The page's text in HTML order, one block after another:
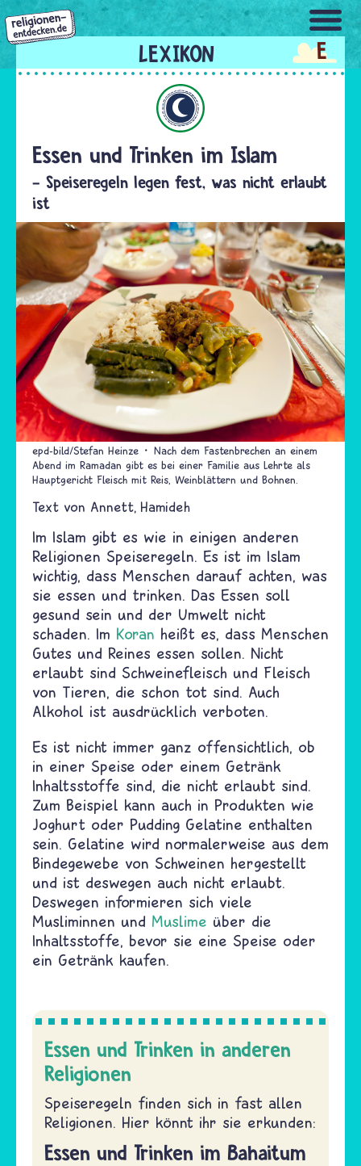
Direkt
zum
Inhalt
E
Essen und Trinken im Islam
- Speiseregeln legen fest, was nicht erlaubt
ist
epd-bild/Stefan Heinze
Nach dem Fastenbrechen an einem
Abend im Ramadan gibt es bei einer Familie aus Lehrte als
Hauptgericht Fleisch mit Reis, Weinblättern und Bohnen.
Text von Annett Hamideh
Im Islam gibt es wie in einigen anderen
Religionen Speiseregeln. Es ist im Islam
wichtig, dass Menschen darauf achten, was
sie essen und trinken. Das Essen soll
gesund sein und der Umwelt nicht
schaden. Im Koran heißt es, dass Menschen
Gutes und Reines essen sollen. Nicht
erlaubt sind Schweinefleisch und Fleisch
von Tieren, die schon tot sind. Auch
Alkohol ist ausdrücklich verboten.
Es ist nicht immer ganz offensichtlich, ob
in einer Speise oder einem Getränk
Inhaltsstoffe sind, die nicht erlaubt sind.
Zum Beispiel kann auch in Produkten wie
Joghurt oder Pudding Gelatine enthalten
sein. Gelatine wird normalerweise aus dem
Bindegewebe von Schweinen hergestellt
und ist deswegen auch nicht erlaubt.
Deswegen informieren sich viele
Musliminnen und Muslime über die
Inhaltsstoffe, bevor sie eine Speise oder
ein Getränk kaufen.
Essen und Trinken in anderen
Religionen
Speiseregeln finden sich in fast allen
Religionen. Hier könnt ihr sie erkunden:
Essen und Trinken im Bahaitum